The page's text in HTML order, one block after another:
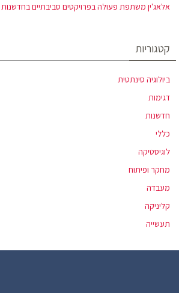
אלאג'ין משתפת פעולה בפרויקטים סביבתיים בחדשנות
קטגוריות
ביולוגיה סינתטית
דגימות
חדשנות
כללי
לוגיסטיקה
מחקר ופיתוח
מעבדה
קליניקה
תעשייה